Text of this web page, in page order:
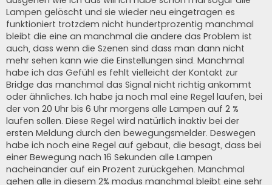
Lampen gelöscht und sie wieder neu eingetragen es
funktioniert trotzdem nicht hundertprozentig manchmal
bleibt die eine an manchmal die andere das Problem ist
auch, dass wenn die Szenen sind dass man dann nicht
mehr sehen kann wie die Einstellungen sind. Manchmal
habe ich das Gefühl es fehlt vielleicht der Kontakt zur
Bridge das manchmal das Signal nicht richtig ankommt
oder ähnliches. Ich habe ja noch mal eine Regel laufen, bei
der von 20 Uhr bis 6 Uhr morgens alle Lampen auf 2 %
laufen sollen. Diese Regel wird natürlich inaktiv bei der
ersten Meldung durch den bewegungsmelder. Deswegen
habe ich noch eine Regel auf gebaut, die besagt, dass bei
einer Bewegung nach 16 Sekunden alle Lampen
nacheinander auf ein Prozent zurückgehen. Manchmal
gehen alle in diesem 2% modus manchmal bleibt eine sehr